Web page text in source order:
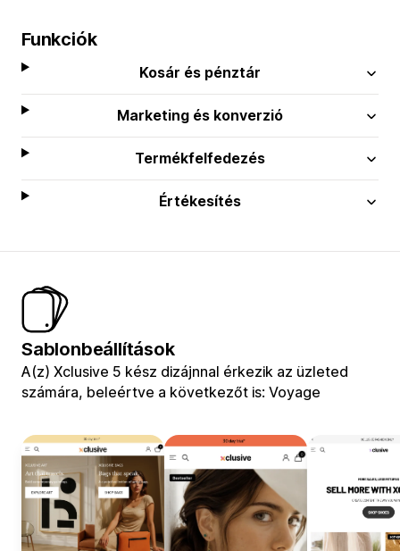
Funkciók
Kosár és pénztár
Marketing és konverzió
Termékfelfedezés
Értékesítés
Sablonbeállítások
A(z) Xclusive 5 kész dizájnnal érkezik az üzleted
számára, beleértve a következőt is: Voyage